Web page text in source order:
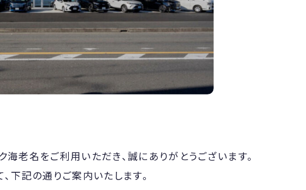
海老名をご利用いただき、誠にありがとうございます。
下記の通りご案内いたします。